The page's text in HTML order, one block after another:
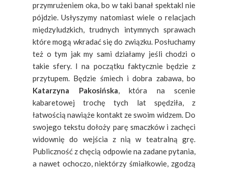
przymrużeniem oka, bo w taki banał spektakl nie
pójdzie. Usłyszymy natomiast wiele o relacjach
międzyludzkich, trudnych intymnych sprawach
które mogą wkradać się do związku. Posłuchamy
też o tym jak my sami działamy jeśli chodzi o
takie sfery. I na początku faktycznie będzie z
przytupem. Będzie śmiech i dobra zabawa, bo
Katarzyna Pakosińska, która na scenie
kabaretowej trochę tych lat spędziła, z
łatwością nawiąże kontakt ze swoim widzem. Do
swojego tekstu dołoży parę smaczków i zachęci
widownię do wejścia z nią w teatralną grę.
Publiczność z chęcią odpowie na zadane pytania,
a nawet ochoczo, niektórzy śmiałkowie, zgodzą